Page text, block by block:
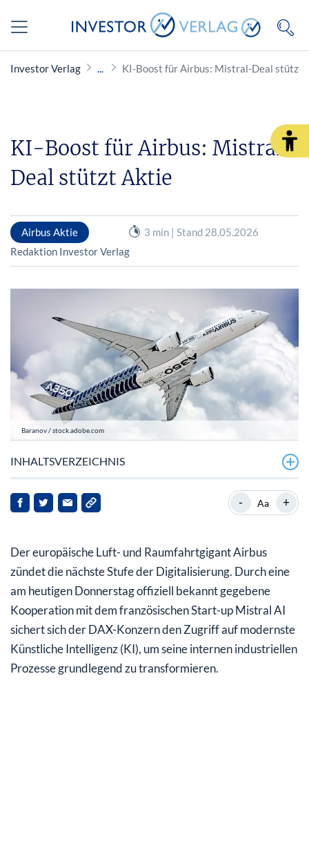
Investor Verlag KI-Boost für Airbus: Mistral-Deal stützt
KI-Boost für Airbus: Mistral-
Deal stützt Aktie
Airbus Aktie
3 min | Stand 28.05.2026
Redaktion Investor Verlag
Baranov / stock.adobe.com
INHALTSVERZEICHNIS
Strategische Allianz zwischen Airbus und Mistral AI
- Aa +
Der europäische Luft- und Raumfahrtgigant Airbus
zündet die nächste Stufe der Digitalisierung. Durch eine
am heutigen Donnerstag offiziell bekannt gegebene
Kooperation mit dem französischen Start-up Mistral AI
sichert sich der DAX-Konzern den Zugriff auf modernste
Künstliche Intelligenz (KI), um seine internen industriellen
Prozesse grundlegend zu transformieren.